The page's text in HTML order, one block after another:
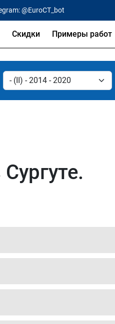
@EuroCT_bot
Скидки Примеры работ